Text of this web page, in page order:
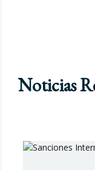
Noticias